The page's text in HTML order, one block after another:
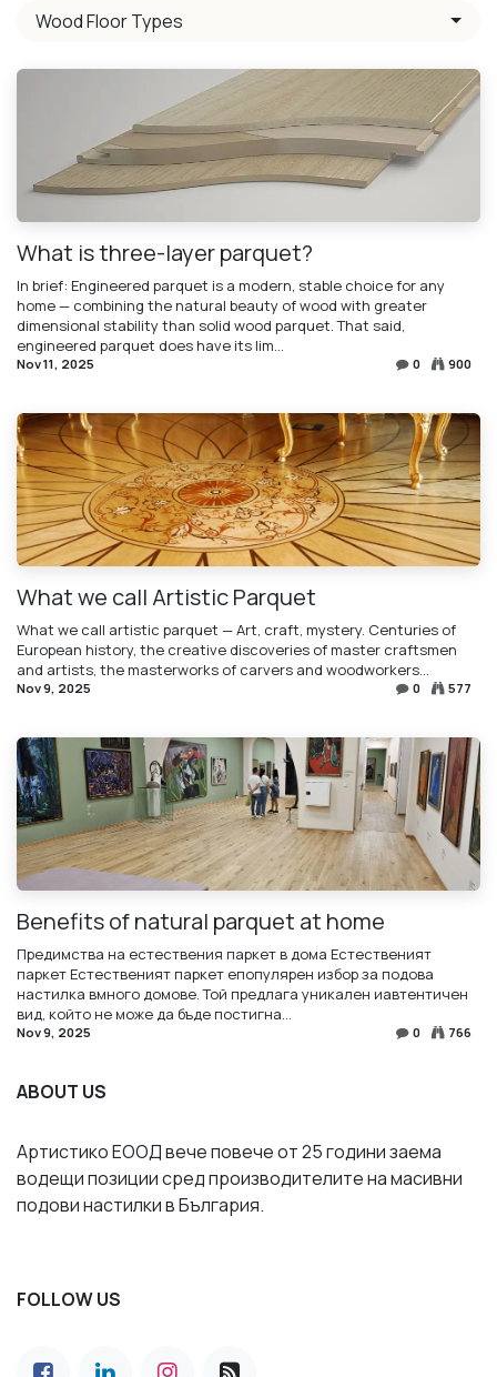
Wood Floor Types
What is three-layer parquet?
In brief: Engineered parquet is a modern, stable choice for any
home — combining the natural beauty of wood with greater
dimensional stability than solid wood parquet. That said,
engineered parquet does have its lim...
Nov 11, 2025 0 900
What we call Artistic Parquet
What we call artistic parquet — Art, craft, mystery. Centuries of
European history, the creative discoveries of master craftsmen
and artists, the masterworks of carvers and woodworkers…
Nov 9, 2025 0 577
Benefits of natural parquet at home
Предимства на естествения паркет в дома Естественият
паркет Естественият паркет епопулярен избор за подова
настилка вмного домове. Той предлага уникален иавтентичен
вид, който не може да бъде постигна...
Nov 9, 2025 0 766
ABOUT US
Артистико ЕООД вече повече от 25 години заема
водещи позиции сред производителите на масивни
подови настилки в България.
FOLLOW US